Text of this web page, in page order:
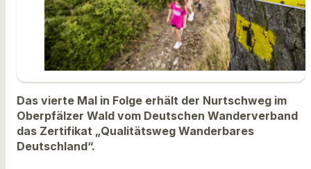
Das vierte Mal in Folge erhält der Nurtschweg im
Oberpfälzer Wald vom Deutschen Wanderverband
das Zertifikat „Qualitätsweg Wanderbares
Deutschland“.